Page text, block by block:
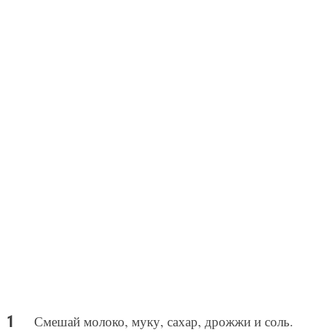
Смешай молоко, муку, сахар, дрожжи и соль.